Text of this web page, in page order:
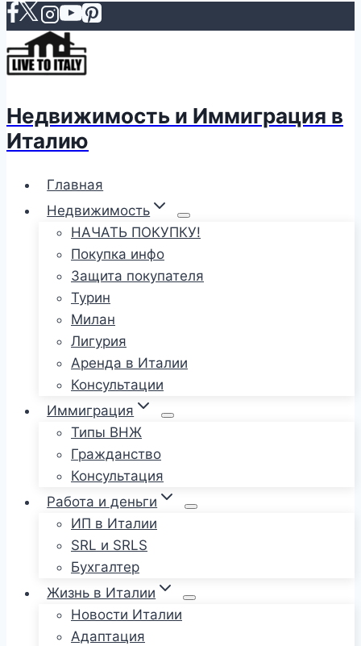
Недвижимость и Иммиграция в
Италию
Главная
Недвижимость
НАЧАТЬ ПОКУПКУ!
Покупка инфо
Защита покупателя
Турин
Милан
Лигурия
Аренда в Италии
Консультации
Иммиграция
Типы ВНЖ
Гражданство
Консультация
Работа и деньги
ИП в Италии
SRL и SRLS
Бухгалтер
Жизнь в Италии
Новости Италии
Адаптация